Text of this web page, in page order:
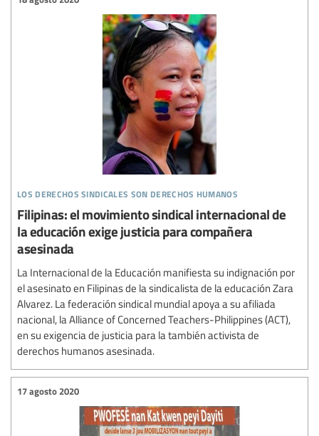
los derechos sindicales son derechos humanos
Filipinas: el movimiento sindical internacional de
la educación exige justicia para compañera
asesinada
La Internacional de la Educación manifiesta su indignación por
el asesinato en Filipinas de la sindicalista de la educación Zara
Alvarez. La federación sindical mundial apoya a su afiliada
nacional, la Alliance of Concerned Teachers-Philippines (ACT),
en su exigencia de justicia para la también activista de
derechos humanos asesinada.
17 agosto 2020